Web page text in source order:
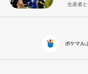
生産者
ポケマル